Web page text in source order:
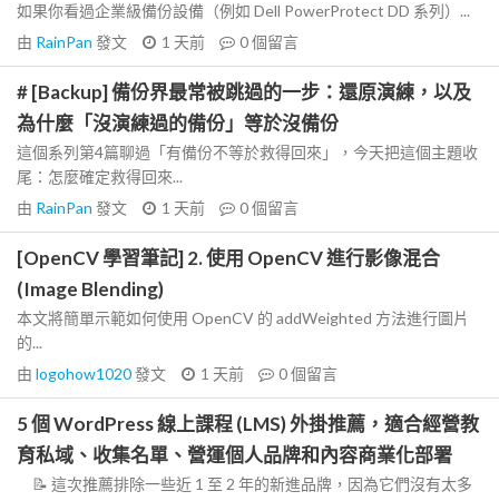
如果你看過企業級備份設備（例如 Dell PowerProtect DD 系列）...
由 RainPan 發文 1 天前 0個留言
# [Backup] 備份界最常被跳過的一步：還原演練，以及
為什麼「沒演練過的備份」等於沒備份
這個系列第4篇聊過「有備份不等於救得回來」，今天把這個主題收
尾：怎麼確定救得回來...
由 RainPan 發文 1 天前 0個留言
[OpenCV 學習筆記] 2. 使用 OpenCV 進行影像混合
(Image Blending)
本文將簡單示範如何使用 OpenCV 的 addWeighted 方法進行圖片
的...
由 logohow1020發文 1 天前 0個留言
5 個 WordPress 線上課程 (LMS) 外掛推薦，適合經營教
育私域、收集名單、營運個人品牌和內容商業化部署
📝 這次推薦排除一些近 1 至 2 年的新進品牌，因為它們沒有太多